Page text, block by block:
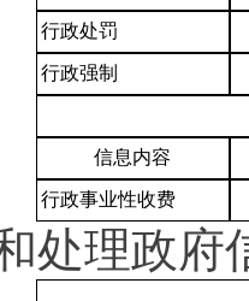
行政处罚
行政强制
信息内容
行政事业性收费
处理政府